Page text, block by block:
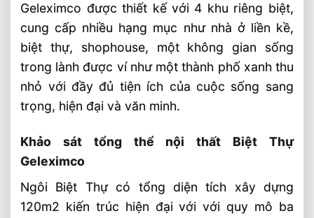
Bài Viết Liên Quan
Bộ Bàn Ghế Gỗ Trắc Siêu Khủng 12 Món
Nội Thất Gỗ Tự Nhiên Cao Cấp 2026 ⭐️ Tư
Vấn & Thi Công
Hoàn Thiện Cửa, Cầu Thang, Nội Thất Tại
Geleximco Hà Nội
Cầu Thang Vuông Lim Nam Phi ⭐️ 10
Phiên Bản Hiện Đại SHT
Mẫu Hiện Đại
Nghiệm Thu Nội Thất Biệt Thự 4 Tầng
Geleximco được thiết kế với 4 khu riêng biệt,
cung cấp nhiều hạng mục như nhà ở liền kề,
biệt thự, shophouse, một không gian sống
trong lành được ví như một thành phố xanh thu
nhỏ với đầy đủ tiện ích của cuộc sống sang
trọng, hiện đại và văn minh.
Khảo sát tổng thể nội thất Biệt Thự
Geleximco
Ngôi Biệt Thự có tổng diện tích xây dựng
120m2 kiến trúc hiện đại với với quy mô ba